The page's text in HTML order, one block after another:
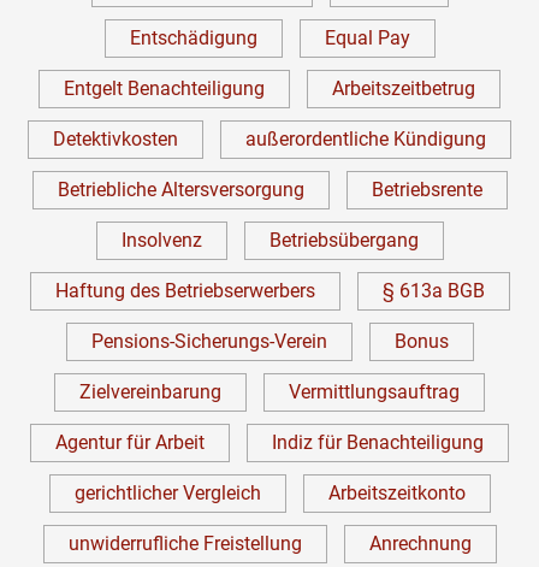
Entschädigung Equal Pay
Entgelt Benachteiligung Arbeitszeitbetrug
Detektivkosten außerordentliche Kündigung
Betriebliche Altersversorgung Betriebsrente
Insolvenz Betriebsübergang
Haftung des Betriebserwerbers § 613a BGB
Pensions-Sicherungs-Verein Bonus
Zielvereinbarung Vermittlungsauftrag
Agentur für Arbeit Indiz für Benachteiligung
gerichtlicher Vergleich Arbeitszeitkonto
unwiderrufliche Freistellung Anrechnung